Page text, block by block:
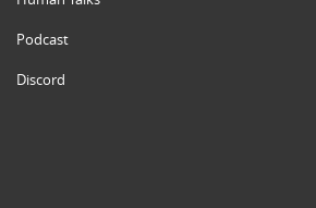
Podcast
Discord